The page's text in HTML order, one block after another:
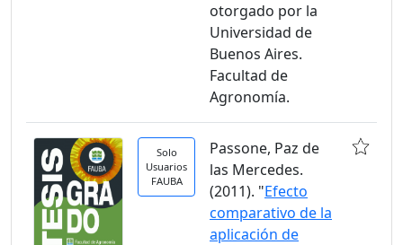
otorgado por la
Universidad de
Buenos Aires.
Facultad de
Agronomía.
Solo
Usuarios
FAUBA
Passone, Paz de
las Mercedes.
(2011). "Efecto
comparativo de la
aplicación de